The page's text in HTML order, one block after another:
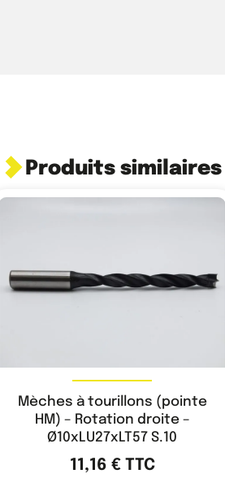
Produits similaires
Mèches à tourillons (pointe
HM) – Rotation droite –
Ø10xLU27xLT57 S.10
11,16 €TTC